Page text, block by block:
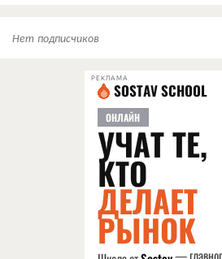
Нет подписчиков
РЕКЛАМА